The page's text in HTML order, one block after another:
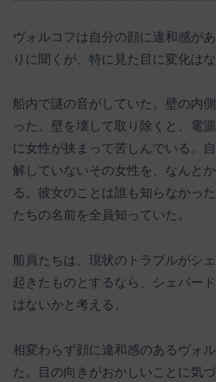
ヴォルコフは自分の顔に違和感が
りに聞くが、特に見た目に変化はな
船内で謎の音がしていた。壁の内
った。壁を壊して取り除くと、電
に女性が挟まって苦しんでいる。
解していないその女性を、なんと
る。彼女のことは誰も知らなかっ
たちの名前を全員知っていた。
船員たちは、現状のトラブルがシ
起きたものとするなら、シェパー
はないかと考える。
相変わらず顔に違和感のあるヴォ
た。目の向きがおかしいことに気